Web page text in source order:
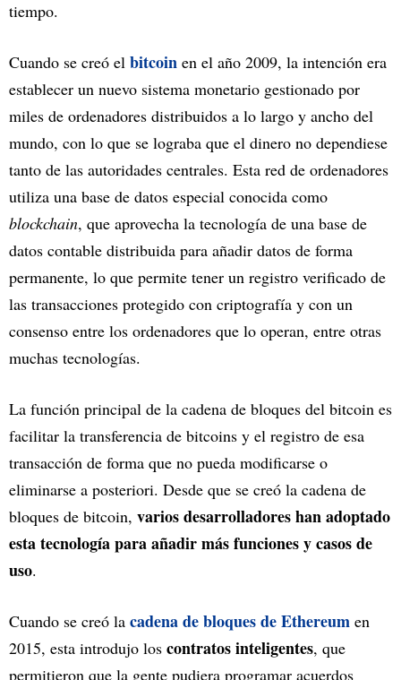
tiempo.
Cuando se creó el bitcoin en el año 2009, la intención era
establecer un nuevo sistema monetario gestionado por
miles de ordenadores distribuidos a lo largo y ancho del
mundo, con lo que se lograba que el dinero no dependiese
tanto de las autoridades centrales. Esta red de ordenadores
utiliza una base de datos especial conocida como
blockchain, que aprovecha la tecnología de una base de
datos contable distribuida para añadir datos de forma
permanente, lo que permite tener un registro verificado de
las transacciones protegido con criptografía y con un
consenso entre los ordenadores que lo operan, entre otras
muchas tecnologías.
La función principal de la cadena de bloques del bitcoin es
facilitar la transferencia de bitcoins y el registro de esa
transacción de forma que no pueda modificarse o
eliminarse a posteriori. Desde que se creó la cadena de
bloques de bitcoin, varios desarrolladores han adoptado
esta tecnología para añadir más funciones y casos de
uso.
Cuando se creó la cadena de bloques de Ethereum en
2015, esta introdujo los contratos inteligentes, que
permitieron que la gente pudiera programar acuerdos